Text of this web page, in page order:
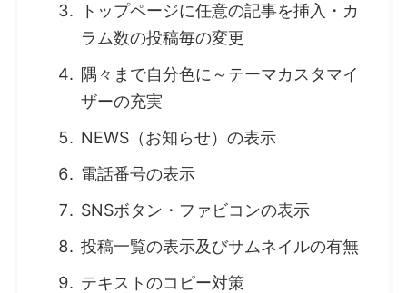
トップページに任意の記事を挿入・カ
ラム数の投稿毎の変更
隅々まで自分色に～テーマカスタマイ
ザーの充実
NEWS（お知らせ）の表示
電話番号の表示
SNSボタン・ファビコンの表示
投稿一覧の表示及びサムネイルの有無
テキストのコピー対策